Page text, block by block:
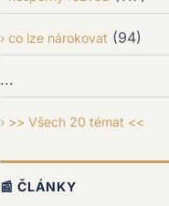
co lze nárokovat (94)
...
>> Všech 20 témat <<
📰 ČLÁNKY